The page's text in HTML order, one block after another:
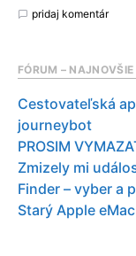
pridaj komentár
FÓRUM – NAJNOVŠIE
Cestovateľská
journeybot
PROSIM
Zmizely mi
Finder – vyber a
Starý Apple